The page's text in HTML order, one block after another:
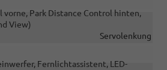
vorne, Park Distance Control hinten,
View)
Servolenkung
Fernlichtassistent, LED-